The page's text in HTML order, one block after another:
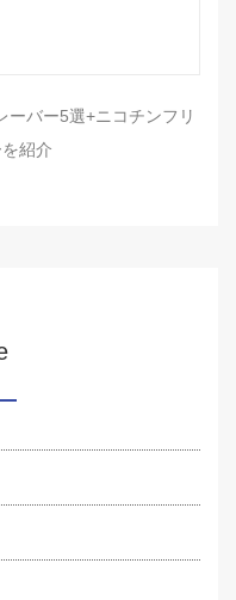
ーバー5選+ニコチンフリ
紹介